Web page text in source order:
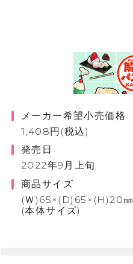
メーカー希望小売価格
1,408円(税込)
発売日
2022年9月上旬
商品サイズ
(Ｗ)65×(D)65×(H)20㎜
(本体サイズ)